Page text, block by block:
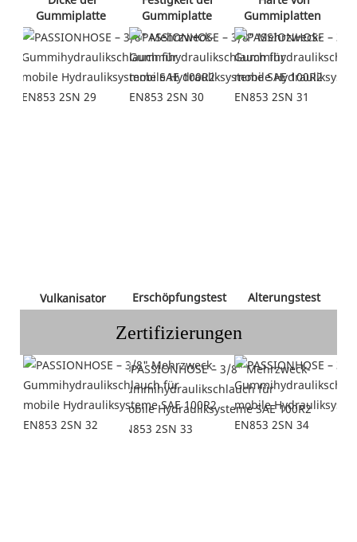
Gummiplatte
Gummiplatte
Gummiplatten
Vulkanisator Erschöpfungstest Alterungstest
Zertifizierungen